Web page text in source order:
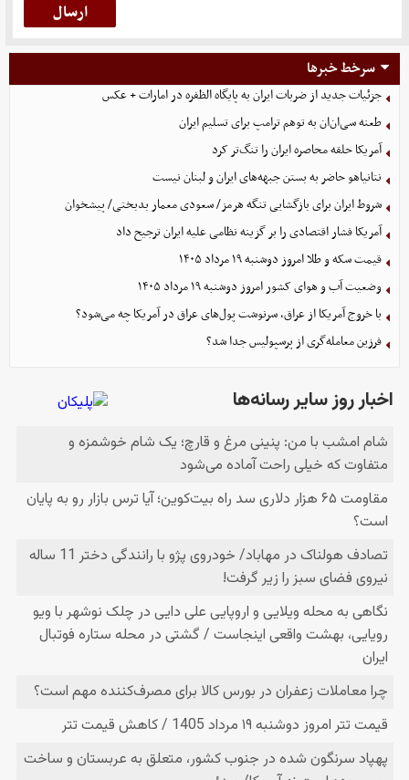
سرخط خبرها
جزئیات جدید از ضربات ایران به پایگاه الظفره در امارات + عکس
طعنه سی‌ان‌ان به توهم ترامپ برای تسلیم ایران
آمریکا حلقه محاصره ایران را تنگ‌تر کرد
نتانیاهو حاضر به بستن جبهه‌های ایران و لبنان نیست
شروط ایران برای بازگشایی تنگه هرمز/ سعودی معمار بدبختی/ پیشخوان
آمریکا فشار اقتصادی را بر گزینه نظامی علیه ایران ترجیح داد
قیمت سکه و طلا امروز دوشنبه ۱۹ مرداد ۱۴۰۵
وضعیت آب و هوای کشور امروز دوشنبه ۱۹ مرداد ۱۴۰۵
با خروج آمریکا از عراق، سرنوشت پول‌های عراق در آمریکا چه می‌شود؟
فرزین معامله‌گری از پرسپولیس جدا شد؟